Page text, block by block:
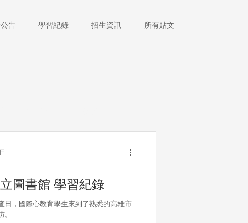
告 學習紀錄 招生資訊 所有貼文
藝術展覽
圖書館 學習紀錄
日，國際心教育學生來到了熟悉的高雄市